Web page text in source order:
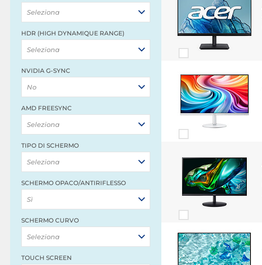
Seleziona
HDR (HIGH DYNAMIQUE RANGE)
Seleziona
NVIDIA G-SYNC
No
AMD FREESYNC
Seleziona
TIPO DI SCHERMO
Seleziona
SCHERMO OPACO/ANTIRIFLESSO
Sì
SCHERMO CURVO
Seleziona
TOUCH SCREEN